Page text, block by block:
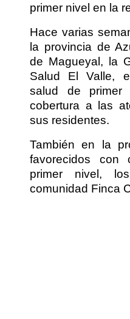
primer nivel en la
Hace varias
la provincia de
de Magueyal, la
Salud El Valle,
salud de primer
cobertura a las
sus residentes.
También en la
favorecidos con
primer nivel,
comunidad Finca